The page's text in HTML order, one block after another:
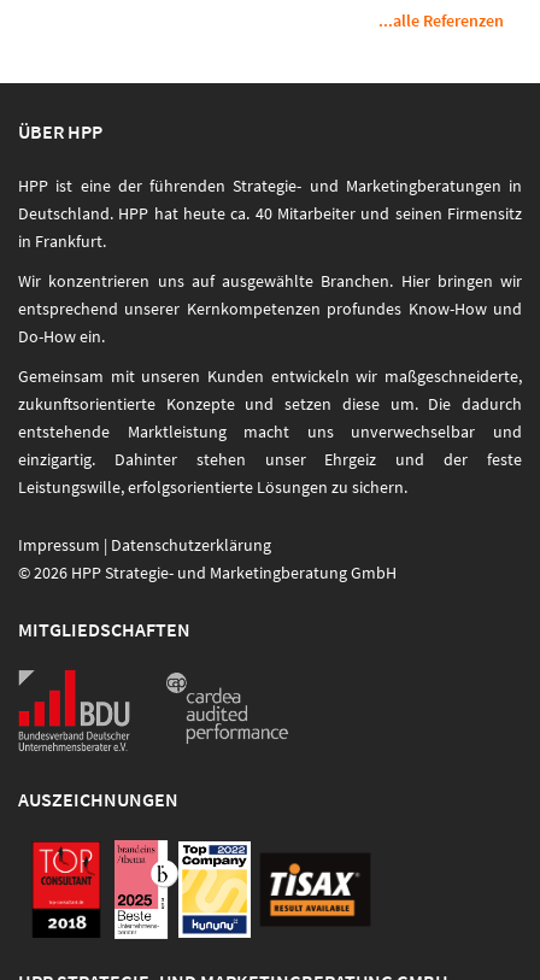
...alle Referenzen
ÜBER HPP
HPP ist eine der führenden Strategie- und Marketingberatungen in
Deutschland. HPP hat heute ca. 40 Mitarbeiter und seinen Firmensitz
in Frankfurt.
Wir konzentrieren uns auf ausgewählte Branchen. Hier bringen wir
entsprechend unserer Kernkompetenzen profundes Know-How und
Do-How ein.
Gemeinsam mit unseren Kunden entwickeln wir maßgeschneiderte,
zukunftsorientierte Konzepte und setzen diese um. Die dadurch
entstehende Marktleistung macht uns unverwechselbar und
einzigartig. Dahinter stehen unser Ehrgeiz und der feste
Leistungswille, erfolgsorientierte Lösungen zu sichern.
Impressum | Datenschutzerklärung
© 2026 HPP Strategie- und Marketingberatung GmbH
MITGLIEDSCHAFTEN
AUSZEICHNUNGEN